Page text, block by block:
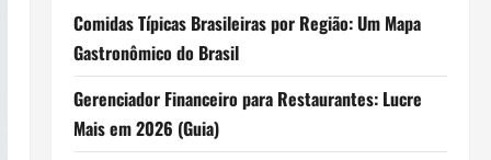
Comidas Típicas Brasileiras por Região: Um Mapa
Gastronômico do Brasil
Gerenciador Financeiro para Restaurantes: Lucre
Mais em 2026 (Guia)